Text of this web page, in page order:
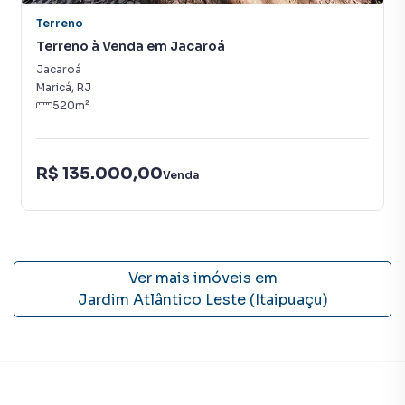
empreendimentos em construção ou lançamentos na
planta em Jardim Atlântico Leste (Itaipuaçu) e em outras
regiões de Maricá. Aqui você encontra milhares de ofertas
para encontrar o imóvel que mais combina com seu estilo
de vida.
consegue comprar ou alugar um imóvel em Maricá mesmo
online, direto do seu computador ou smartphone. Nós
Anuncie seu imóvel! É fácil, rápido e gratuito! A RENATO
Terreno
Terreno à Venda em Jacaroá
Jacaroá
Maricá, RJ
520m²
R$ 135.000,00Venda
Ver mais imóveis em
Jardim Atlântico Leste (Itaipuaçu)